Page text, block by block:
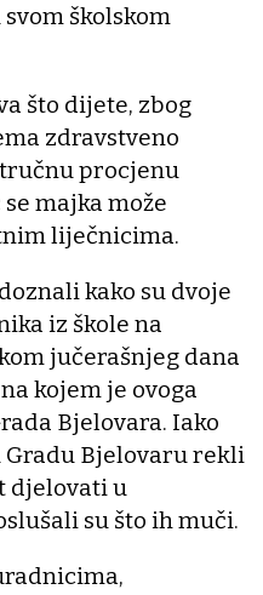
školskom
što dijete, zbog
zdravstveno
procjenu
majka može
liječnicima.
kako su dvoje
iz škole na
jučerašnjeg dana
kojem je ovoga
Bjelovara. Iako
Gradu Bjelovaru rekli
djelovati u
su što ih muči.